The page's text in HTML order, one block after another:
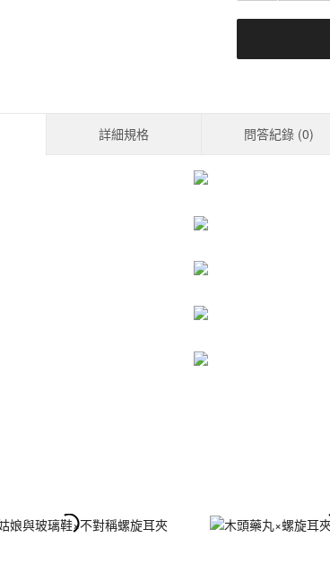
詳細規格 問答紀錄 (0)